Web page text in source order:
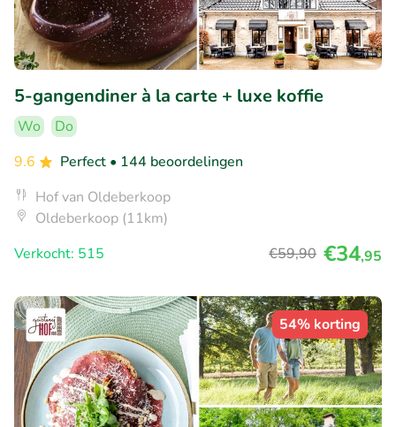
5-gangendiner à la carte + luxe koffie
Wo
Do
9.6
Perfect • 144 beoordelingen
Hof van Oldeberkoop
Oldeberkoop (11km)
Verkocht: 515
€59,90 €34,95
54% korting